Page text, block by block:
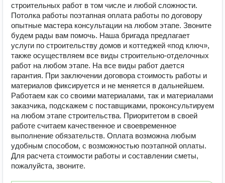
строительных работ в том числе и любой сложности.
Потолка работы поэтапная оплата работы по договору
опытные мастера консультации на любом этапе. Звоните
будем рады вам помочь. Наша бригада предлагает
услуги по строительству домов и коттеджей «под ключ»,
также осуществляем все виды строительно-отделочных
работ на любом этапе. На все виды работ дается
гарантия. При заключении договора стоимость работы и
материалов фиксируется и не меняется в дальнейшем.
Работаем как со своими материалами, так и материалами
заказчика, подскажем с поставщиками, проконсультируем
на любом этапе строительства. Приоритетом в своей
работе считаем качественное и своевременное
выполнение обязательств. Оплата возможна любым
удобным способом, с возможностью поэтапной оплаты.
Для расчета стоимости работы и составлении сметы,
пожалуйста, звоните.